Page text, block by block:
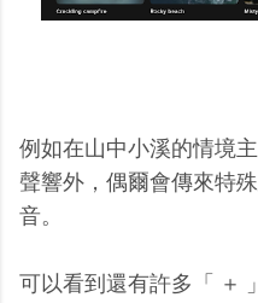
例如在山中小溪的情境
聲響外，偶爾會傳來特
音。
可以看到還有許多「 ＋